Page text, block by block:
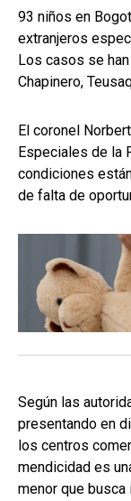
93 niños en
extranjeros
Los casos se
Chapinero,
El coronel
Especiales de la
condiciones
de falta de
Según las
presentando en
los centros
mendicidad es
menor que busca